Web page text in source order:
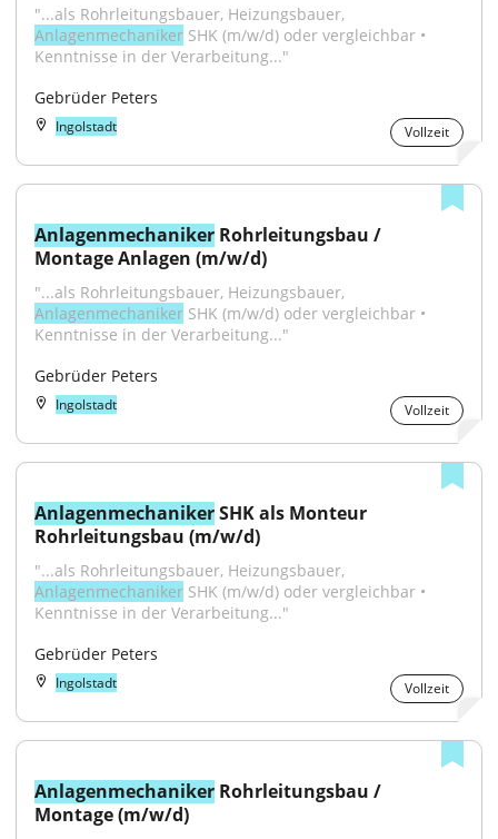
Anlagenmechaniker SHK (m/w/d) oder vergleichbar •
Kenntnisse in der Verarbeitung..."
Gebrüder Peters
Ingolstadt Vollzeit
Anlagenmechaniker Rohrleitungsbau /
Montage Anlagen (m/w/d)
Anlagenmechaniker SHK (m/w/d) oder vergleichbar •
Kenntnisse in der Verarbeitung..."
Gebrüder Peters
Ingolstadt Vollzeit
Anlagenmechaniker SHK als Monteur
Rohrleitungsbau (m/w/d)
Anlagenmechaniker SHK (m/w/d) oder vergleichbar •
Kenntnisse in der Verarbeitung..."
Gebrüder Peters
Ingolstadt Vollzeit
Anlagenmechaniker Rohrleitungsbau /
Montage (m/w/d)